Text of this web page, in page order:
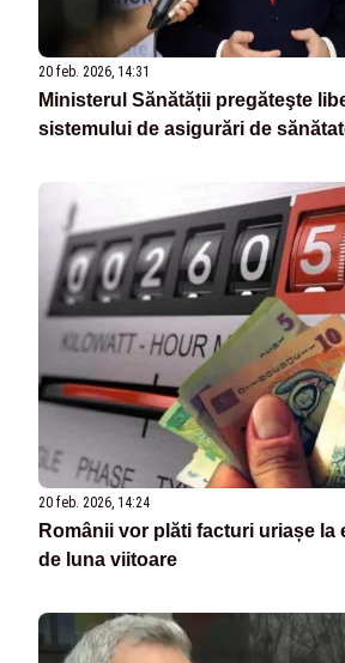
20 feb. 2026, 14:31
Ministerul Sănătății pregăteşte
sistemului de asigurări de
20 feb. 2026, 14:24
Românii vor plăti facturi uriașe la
de luna viitoare